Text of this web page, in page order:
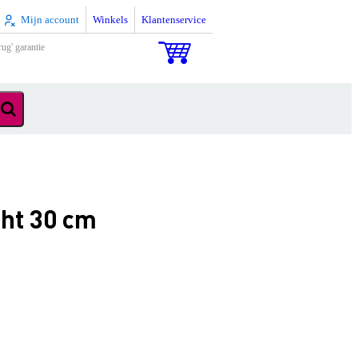
Mijn account Winkels Klantenservice
garantie
30 cm